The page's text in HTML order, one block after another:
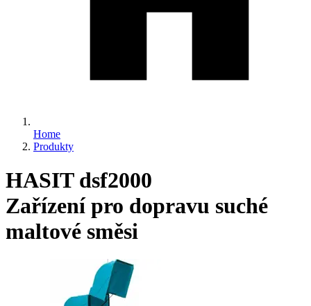
Home
Produkty
HASIT dsf2000
Zařízení pro dopravu suché
maltové směsi